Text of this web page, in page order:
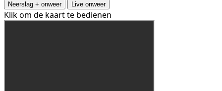
Neerslag + onweer Live onweer
Klik om de kaart te bedienen